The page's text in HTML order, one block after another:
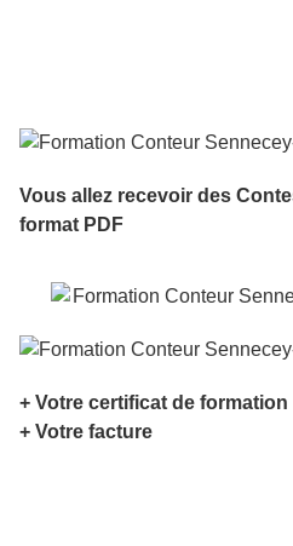
Vous allez recevoir des
format PDF
+ Votre certificat de formation
+ Votre facture